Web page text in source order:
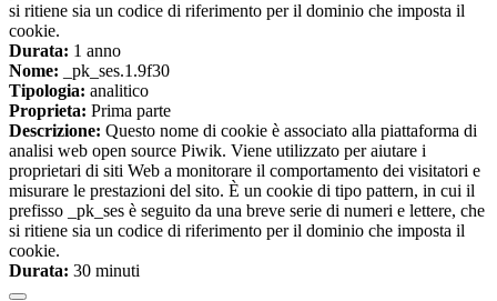
si ritiene sia un codice di riferimento per il dominio che imposta il
cookie.
Durata: 1 anno
Nome: _pk_ses.1.9f30
Tipologia: analitico
Proprieta: Prima parte
Descrizione: Questo nome di cookie è associato alla piattaforma di
analisi web open source Piwik. Viene utilizzato per aiutare i
proprietari di siti Web a monitorare il comportamento dei visitatori e
misurare le prestazioni del sito. È un cookie di tipo pattern, in cui il
prefisso _pk_ses è seguito da una breve serie di numeri e lettere, che
si ritiene sia un codice di riferimento per il dominio che imposta il
cookie.
Durata: 30 minuti